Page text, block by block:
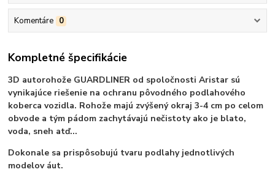
Komentáre 0
Kompletné špecifikácie
3D autorohože GUARDLINER od spoločnosti Aristar sú
vynikajúce riešenie na ochranu pôvodného podlahového
koberca vozidla. Rohože majú zvýšený okraj 3-4 cm po celom
obvode a tým pádom zachytávajú nečistoty ako je blato,
voda, sneh atď...
Dokonale sa prispôsobujú tvaru podlahy jednotlivých
modelov áut.